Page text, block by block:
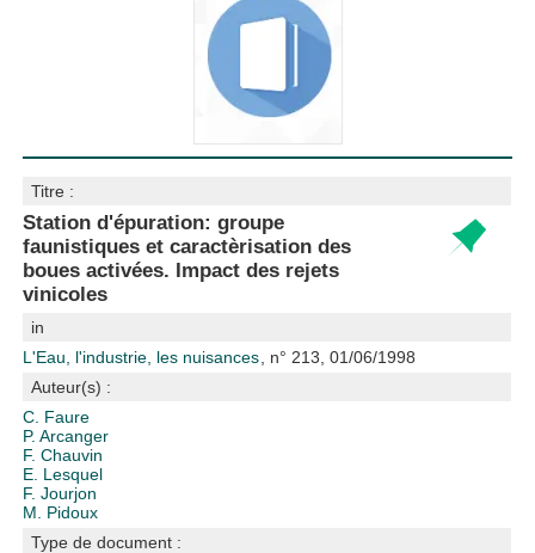
Titre :
Station d'épuration: groupe
faunistiques et caractèrisation des
boues activées. Impact des rejets
vinicoles
in
L'Eau, l'industrie, les nuisances , n° 213, 01/06/1998
Auteur(s) :
C. Faure
P. Arcanger
F. Chauvin
E. Lesquel
F. Jourjon
M. Pidoux
Type de document :